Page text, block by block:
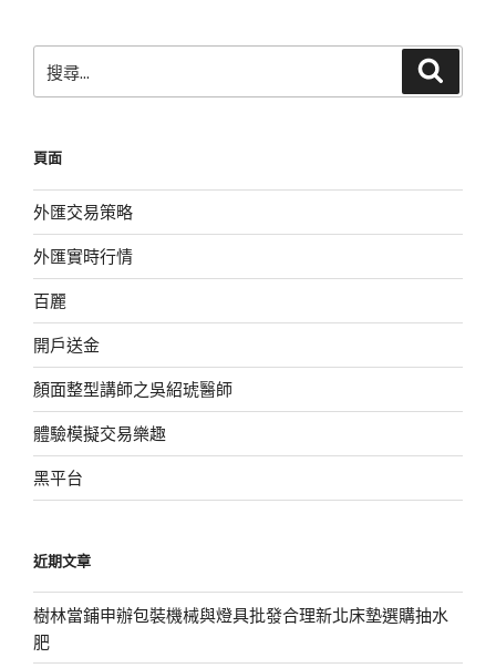
尋
字:
頁面
外匯交易策略
外匯實時行情
百麗
開戶送金
顏面整型講師之吳紹琥醫師
體驗模擬交易樂趣
黑平台
近期文章
樹林當鋪申辦包裝機械與燈具批發合理新北床墊選購抽水
肥